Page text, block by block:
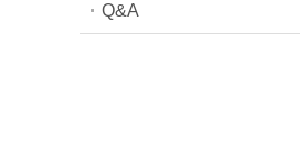
Q&A